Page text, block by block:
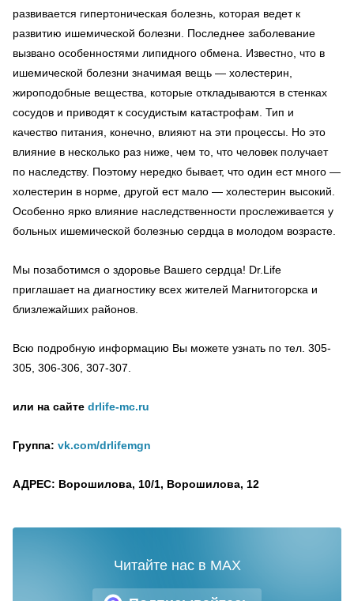
развивается гипертоническая болезнь, которая ведет к
развитию ишемической болезни. Последнее заболевание
вызвано особенностями липидного обмена. Известно, что в
ишемической болезни значимая вещь — холестерин,
жироподобные вещества, которые откладываются в стенках
сосудов и приводят к сосудистым катастрофам. Тип и
качество питания, конечно, влияют на эти процессы. Но это
влияние в несколько раз ниже, чем то, что человек получает
по наследству. Поэтому нередко бывает, что один ест много —
холестерин в норме, другой ест мало — холестерин высокий.
Особенно ярко влияние наследственности прослеживается у
больных ишемической болезнью сердца в молодом возрасте.
Мы позаботимся о здоровье Вашего сердца! Dr.Life
приглашает на диагностику всех жителей Магнитогорска и
близлежайших районов.
Всю подробную информацию Вы можете узнать по тел. 305-
305, 306-306, 307-307.
или на сайте drlife-mc.ru
Группа: vk.com/drlifemgn
АДРЕС: Ворошилова, 10/1, Ворошилова, 12
Читайте нас в MAX